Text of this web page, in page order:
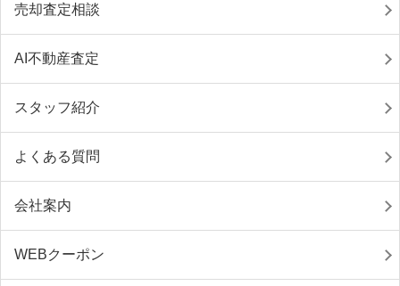
売却査定相談
AI不動産査定
スタッフ紹介
よくある質問
会社案内
WEBクーポン